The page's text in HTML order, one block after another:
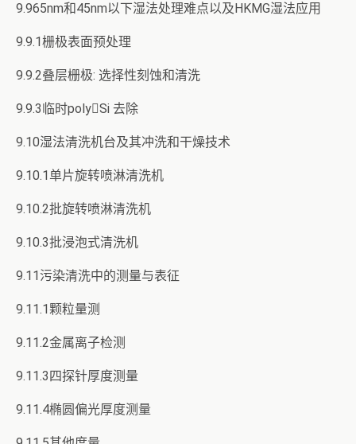
9.965nm和45nm以下湿法处理难点以及HKMG湿法应用
9.9.1栅极表面预处理
9.9.2叠层栅极: 选择性刻蚀和清洗
9.9.3临时polySi 去除
9.10湿法清洗机台及其冲洗和干燥技术
9.10.1单片旋转喷淋清洗机
9.10.2批旋转喷淋清洗机
9.10.3批浸泡式清洗机
9.11污染清洗中的测量与表征
9.11.1颗粒量测
9.11.2金属离子检测
9.11.3四探针厚度测量
9.11.4椭圆偏光厚度测量